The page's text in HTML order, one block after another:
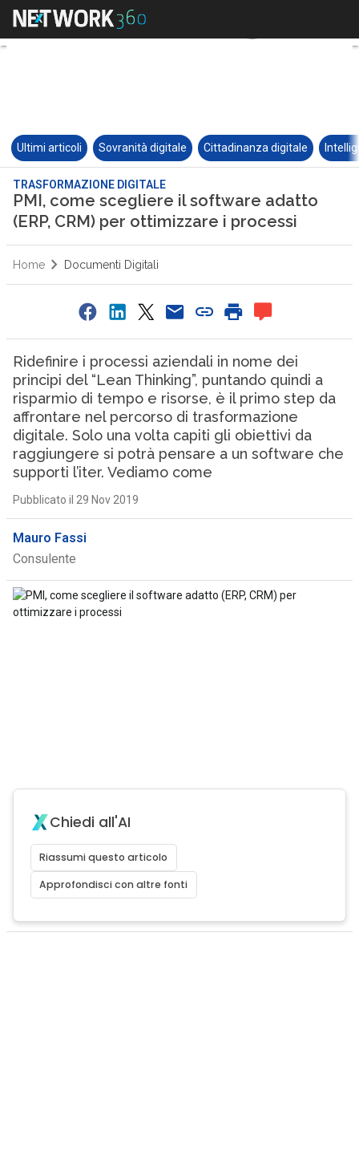
Ultimi articoli Sovranità digitale Cittadinanza digitale
TRASFORMAZIONE DIGITALE
PMI, come scegliere il software adatto
(ERP, CRM) per ottimizzare i processi
Home Documenti Digitali
Ridefinire i processi aziendali in nome dei
principi del “Lean Thinking”, puntando quindi a
risparmio di tempo e risorse, è il primo step da
affrontare nel percorso di trasformazione
digitale. Solo una volta capiti gli obiettivi da
raggiungere si potrà pensare a un software che
supporti l’iter. Vediamo come
Pubblicato il 29 Nov 2019
Mauro Fassi
Consulente
Chiedi all'AI
Riassumi questo articolo
Approfondisci con altre fonti